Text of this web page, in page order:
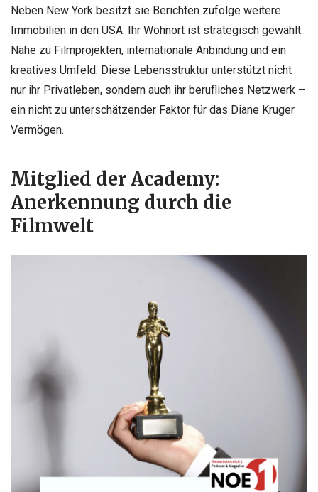
Neben New York besitzt sie Berichten zufolge weitere
Immobilien in den USA. Ihr Wohnort ist strategisch gewählt:
Nähe zu Filmprojekten, internationale Anbindung und ein
kreatives Umfeld. Diese Lebensstruktur unterstützt nicht
nur ihr Privatleben, sondern auch ihr berufliches Netzwerk –
ein nicht zu unterschätzender Faktor für das Diane Kruger
Vermögen.
Mitglied der Academy:
Anerkennung durch die
Filmwelt